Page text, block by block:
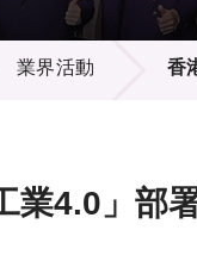
項目資料庫
資訊中心
多媒體
出版刊物
業界活動 香
業4.0」部